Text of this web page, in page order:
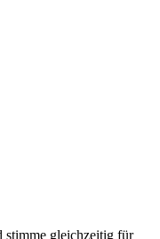
stimme gleichzeitig für